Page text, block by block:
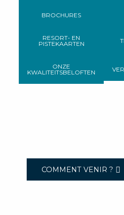
BROCHURES
RESORT- EN
PISTEKAARTEN
ONZE
KWALITEITSBELOFTEN
COMMENT VENIR ?